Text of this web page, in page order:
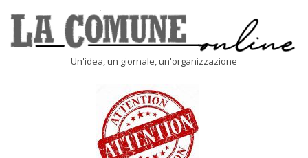
content
Un'idea, un giornale, un'organizzazione